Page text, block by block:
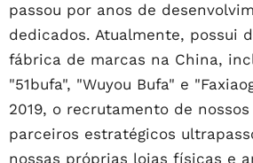
passou por anos de
dedicados. Atualmente, possui
fábrica de marcas na China,
"51bufa", "Wuyou Bufa" e
2019, o recrutamento de
parceiros estratégicos
nossas próprias lojas físicas e